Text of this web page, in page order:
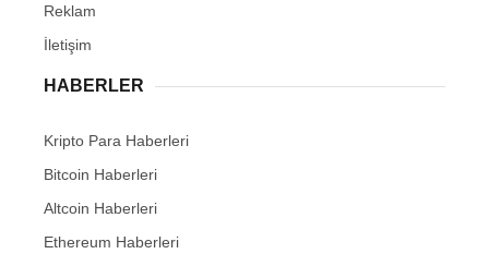
Reklam
İletişim
HABERLER
Kripto Para Haberleri
Bitcoin Haberleri
Altcoin Haberleri
Ethereum Haberleri